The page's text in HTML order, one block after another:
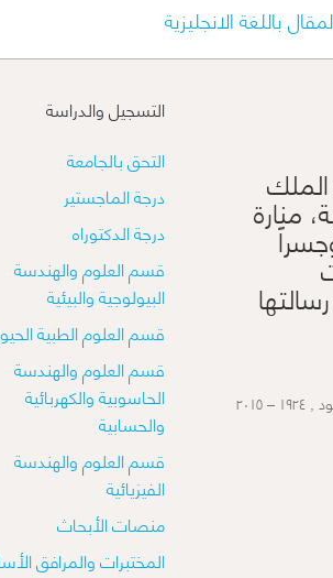
باللغة الانجليزية
منارة
٢٠١٥
التسجيل والدراسة
التحق بالجامعة
درجة الماجستير
درجة الدكتوراه
قسم العلوم والهندسة
البيولوجية والبيئية
قسم العلوم الطبية
قسم العلوم والهندسة
الحاسوبية والكهربائية
والحسابية
قسم العلوم والهندسة
الفيزيائية
منصات الأبحاث
​​المختبرات والمرافق